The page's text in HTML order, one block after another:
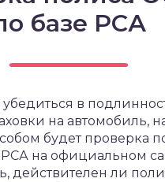
базе РСА
убедиться в
на автомобиль,
будет проверка
на официальном
действителен ли